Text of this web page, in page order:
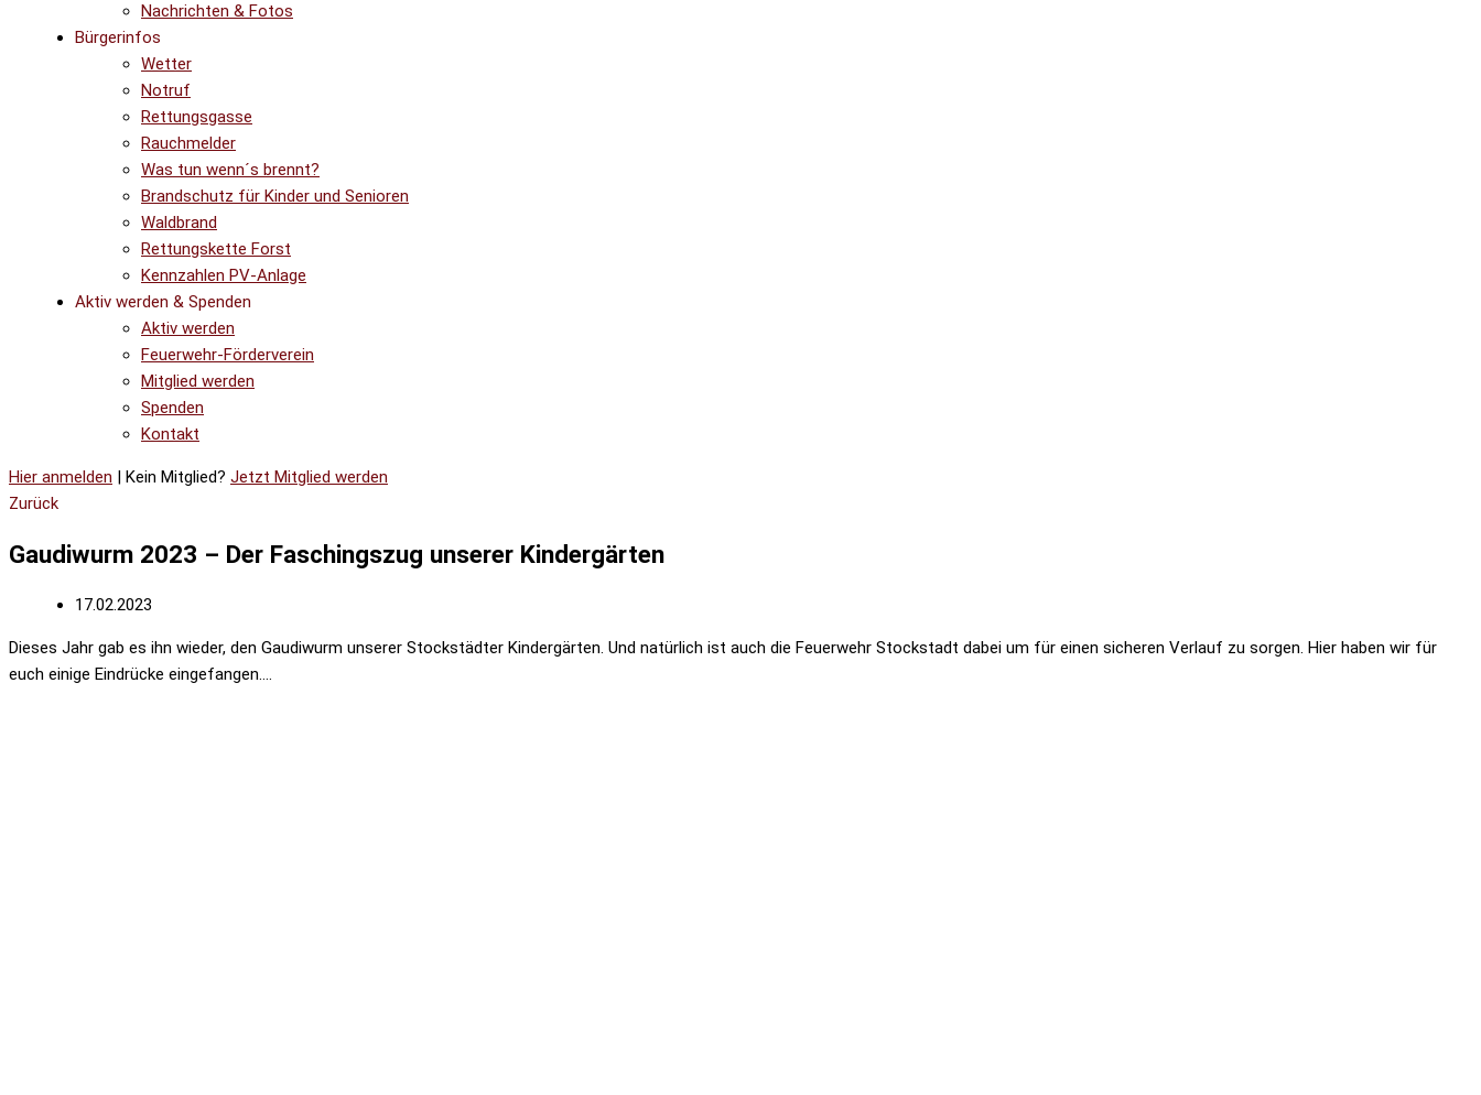
Nachrichten & Fotos
Bürgerinfos
Wetter
Notruf
Rettungsgasse
Rauchmelder
Was tun wenn´s brennt?
Brandschutz für Kinder und Senioren
Waldbrand
Rettungskette Forst
Kennzahlen PV-Anlage
Aktiv werden & Spenden
Aktiv werden
Feuerwehr-Förderverein
Mitglied werden
Spenden
Kontakt
Hier anmelden | Kein Mitglied? Jetzt Mitglied werden
Zurück
Gaudiwurm 2023 – Der Faschingszug unserer Kindergärten
17.02.2023
Dieses Jahr gab es ihn wieder, den Gaudiwurm unserer Stockstädter Kindergärten. Und natürlich ist auch die Feuerwehr Stockstadt dabei um für einen sicheren Verlauf zu sorgen. Hier haben wir für
euch einige Eindrücke eingefangen….